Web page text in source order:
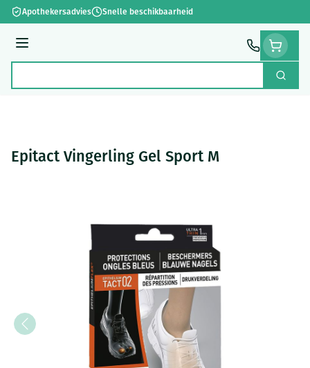
Ga naar de inhoud
Apothekersadvies Snelle beschikbaarheid
Menu
Zoek
Epitact Vingerling Gel Sport M